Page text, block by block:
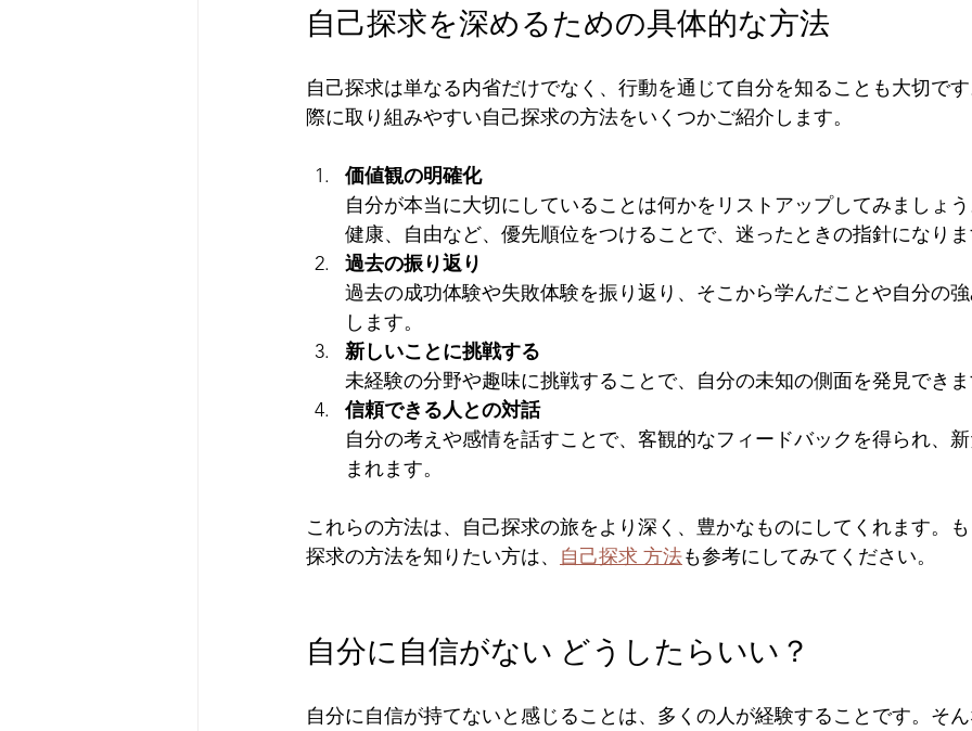
自己探求を深めるための具体的な方法
自己探求は単なる内省だけでなく、行動を通じて自分を知ることも大切で
際に取り組みやすい自己探求の方法をいくつかご紹介します。
価値観の明確化
自分が本当に大切にしていることは何かをリストアップしてみましょ
健康、自由など、優先順位をつけることで、迷ったときの指針になり
過去の振り返り
過去の成功体験や失敗体験を振り返り、そこから学んだことや自分の
します。
新しいことに挑戦する
未経験の分野や趣味に挑戦することで、自分の未知の側面を発見でき
信頼できる人との対話
自分の考えや感情を話すことで、客観的なフィードバックを得られ、
まれます。
これらの方法は、自己探求の旅をより深く、豊かなものにしてくれます。
探求の方法を知りたい方は、 自己探求 方法も参考にしてみてください。
自分に自信がない どうしたらいい？
自分に自信が持てないと感じることは、多くの人が経験することです。そ